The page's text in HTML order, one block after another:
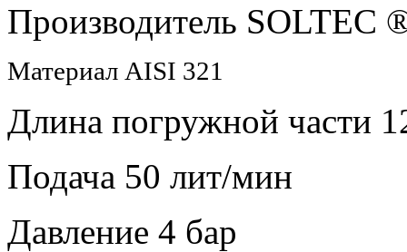
Производитель SOLTEC
Материал AISI 321
Длина погружной части
Подача 50 лит/мин
Давление 4 бар